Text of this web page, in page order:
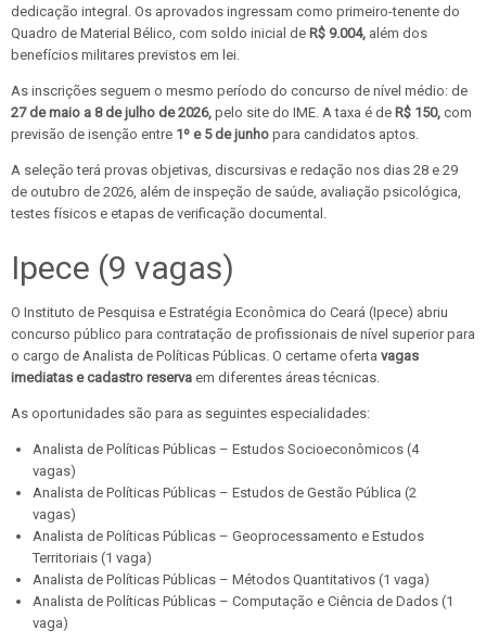
dedicação integral. Os aprovados ingressam como primeiro-tenente do
Quadro de Material Bélico, com soldo inicial de R$ 9.004, além dos
benefícios militares previstos em lei.
As inscrições seguem o mesmo período do concurso de nível médio: de
27 de maio a 8 de julho de 2026, pelo site do IME. A taxa é de R$ 150, com
previsão de isenção entre 1º e 5 de junho para candidatos aptos.
A seleção terá provas objetivas, discursivas e redação nos dias 28 e 29
de outubro de 2026, além de inspeção de saúde, avaliação psicológica,
testes físicos e etapas de verificação documental.
Ipece (9 vagas)
O Instituto de Pesquisa e Estratégia Econômica do Ceará (Ipece) abriu
concurso público para contratação de profissionais de nível superior para
o cargo de Analista de Políticas Públicas. O certame oferta vagas
imediatas e cadastro reserva em diferentes áreas técnicas.
As oportunidades são para as seguintes especialidades:
Analista de Políticas Públicas – Estudos Socioeconômicos (4
vagas)
Analista de Políticas Públicas – Estudos de Gestão Pública (2
vagas)
Analista de Políticas Públicas – Geoprocessamento e Estudos
Territoriais (1 vaga)
Analista de Políticas Públicas – Métodos Quantitativos (1 vaga)
Analista de Políticas Públicas – Computação e Ciência de Dados (1
vaga)